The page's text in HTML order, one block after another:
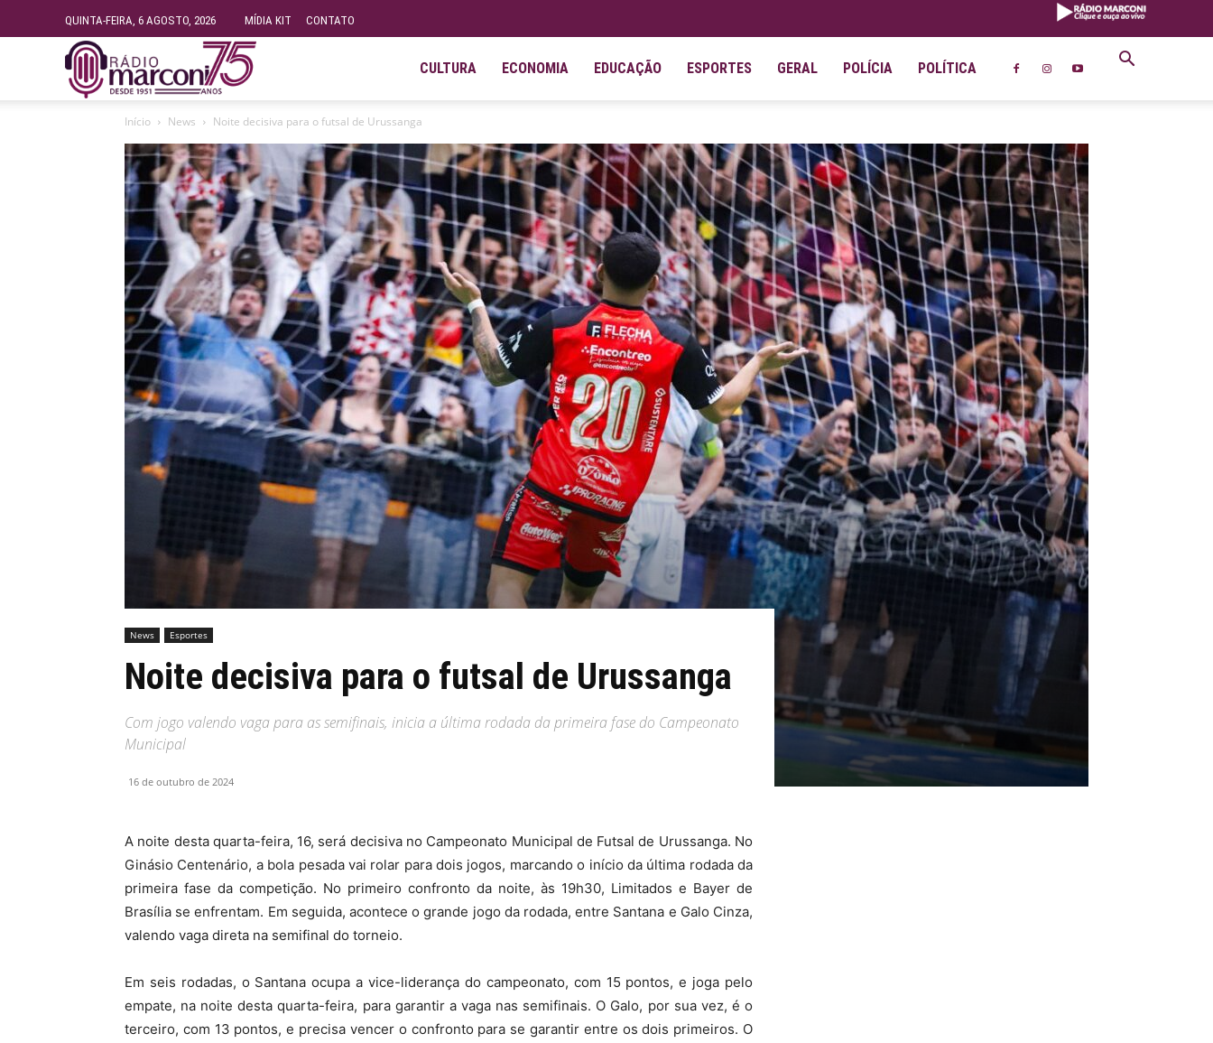
QUINTA-FEIRA, 6 AGOSTO, 2026 MÍDIA KIT CONTATO
Fundação
Marconi
–
FM
99.9
MHZ
CULTURA ECONOMIA EDUCAÇÃO ESPORTES GERAL POLÍCIA POLÍTICA
Início News Noite decisiva para o futsal de Urussanga
News Esportes
Noite decisiva para o futsal de Urussanga
Com jogo valendo vaga para as semifinais, inicia a última rodada da primeira fase do Campeonato
Municipal
16 de outubro de 2024
A noite desta quarta-feira, 16, será decisiva no Campeonato Municipal de Futsal de Urussanga. No
Ginásio Centenário, a bola pesada vai rolar para dois jogos, marcando o início da última rodada da
primeira fase da competição. No primeiro confronto da noite, às 19h30, Limitados e Bayer de
Brasília se enfrentam. Em seguida, acontece o grande jogo da rodada, entre Santana e Galo Cinza,
valendo vaga direta na semifinal do torneio.
Em seis rodadas, o Santana ocupa a vice-liderança do campeonato, com 15 pontos, e joga pelo
empate, na noite desta quarta-feira, para garantir a vaga nas semifinais. O Galo, por sua vez, é o
terceiro, com 13 pontos, e precisa vencer o confronto para se garantir entre os dois primeiros. O